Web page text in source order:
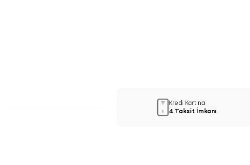
Kredi Kartına
4 Taksit İmkanı